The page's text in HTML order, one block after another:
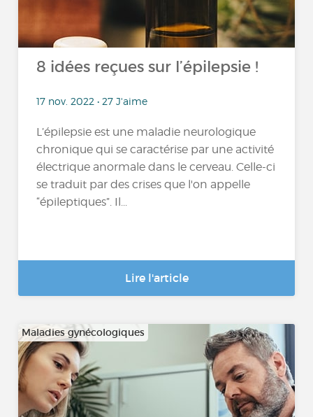
8 idées reçues sur l’épilepsie !
17 nov. 2022 • 27 J'aime
L’épilepsie est une maladie neurologique
chronique qui se caractérise par une activité
électrique anormale dans le cerveau. Celle-ci
se traduit par des crises que l'on appelle
“épileptiques”. Il...
Lire l'article
Maladies gynécologiques